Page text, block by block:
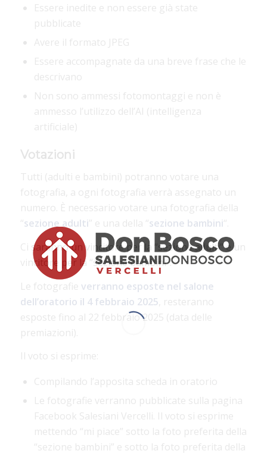
Essere inedite e non essere già state
pubblicate
Avere il formato JPEG
Essere accompagnate da una breve frase che le
descrivano
Non sono ammessi fotomontaggi e non è
ammesso l’utilizzo dell’AI (intelligenza
artificiale)
Votazioni
Tutti (adulti e bambini) potranno votare una
fotografia, a ogni fotografia verrà assegnato un
numero. È necessario votare una fotografia della
“sezioneadulti” e una della “sezione bambini“.
Ci saranno un vincitore per la “sezione adulti” e un
vincitore per la “sezione bambini”.
Le fotografie verranno esposte nel salone
dell’oratorio il 4 febbraio 2025 , resteranno
esposte fino al 22 febbraio 2025 (data delle
premiazioni).
Il voto si esprime:
Compilando l’apposita scheda in oratorio
Le fotografie verranno pubblicate sulla pagina
Facebook Salesiani Vercelli. Il voto si esprime
mettendo “mi piace” sotto la foto preferita della
“sezione bambini” e sotto la foto preferita della